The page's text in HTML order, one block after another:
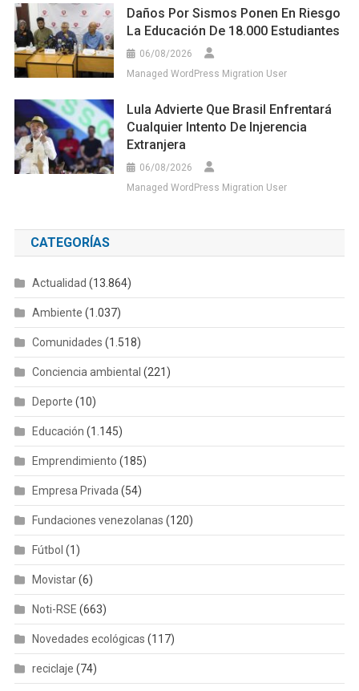
Daños Por Sismos Ponen En Riesgo
La Educación De 18.000 Estudiantes
06/08/2026
Managed WordPress Migration User
Lula Advierte Que Brasil Enfrentará
Cualquier Intento De Injerencia
Extranjera
06/08/2026
Managed WordPress Migration User
CATEGORÍAS
Actualidad (13.864)
Ambiente (1.037)
Comunidades (1.518)
Conciencia ambiental (221)
Deporte (10)
Educación (1.145)
Emprendimiento (185)
Empresa Privada(54)
Fundaciones venezolanas (120)
Fútbol (1)
Movistar(6)
Noti-RSE (663)
Novedades ecológicas (117)
reciclaje (74)